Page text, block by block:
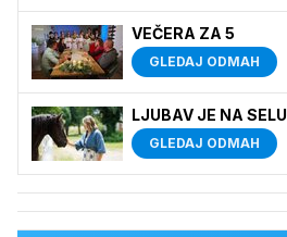
VEČERA ZA 5
GLEDAJ ODMAH
LJUBAV JE NA SELU
GLEDAJ ODMAH